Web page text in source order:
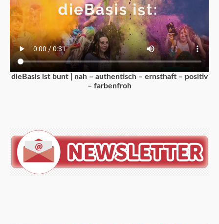
dieBasis ist bunt | nah – authentisch – ernsthaft – positiv
– farbenfroh